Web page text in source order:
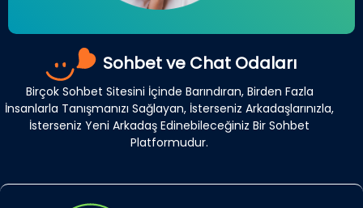
Sohbet ve Chat Odaları
Birçok Sohbet Sitesini İçinde Barındıran, Birden Fazla
İnsanlarla Tanışmanızı Sağlayan, İsterseniz Arkadaşlarınızla,
İsterseniz Yeni Arkadaş Edinebileceğiniz Bir Sohbet
Platformudur.